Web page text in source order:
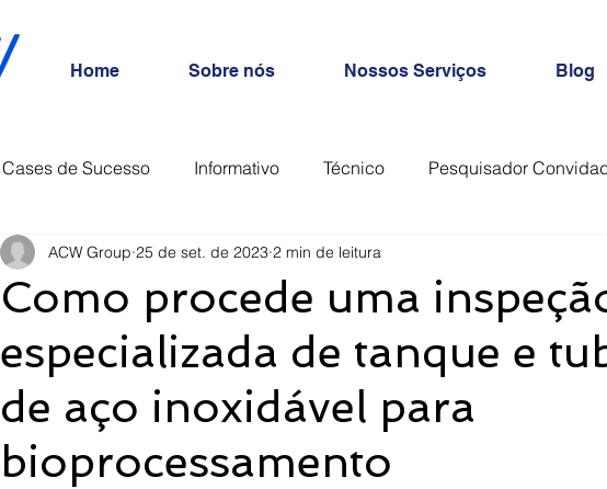
Home Sobre nós Nossos Serviços Blog
Cases de Sucesso Informativo Técnico Pesquisador
Como procede uma
especializada de tanque e
de aço inoxidável para
bioprocessamento
ACW Group 25 de set. de 2023 2 min de leitura